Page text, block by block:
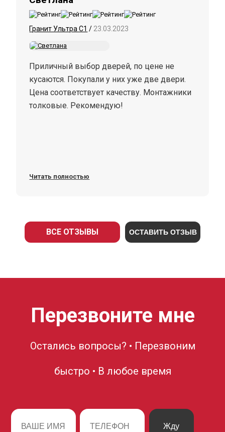
Гранит Ультра С1 / 23.03.2023
Приличный выбор дверей, по цене не
кусаются. Покупали у них уже две двери.
Цена соответствует качеству. Монтажники
толковые. Рекомендую!
Читать полностью
ВСЕ ОТЗЫВЫ ОСТАВИТЬ ОТЗЫВ
Перезвоните мне
Остались вопросы? • Перезвоним
быстро • В любое время
Жду